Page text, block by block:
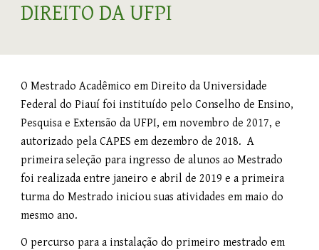
DIREITO DA UFPI
O Mestrado Acadêmico em Direito da Universidade
Federal do Piauí foi instituído pelo Conselho de Ensino,
Pesquisa e Extensão da UFPI, em novembro de 2017, e
autorizado pela CAPES em dezembro de 2018. A
primeira seleção para ingresso de alunos ao Mestrado
foi realizada entre janeiro e abril de 2019 e a primeira
turma do Mestrado iniciou suas atividades em maio do
mesmo ano.
O percurso para a instalação do primeiro mestrado em